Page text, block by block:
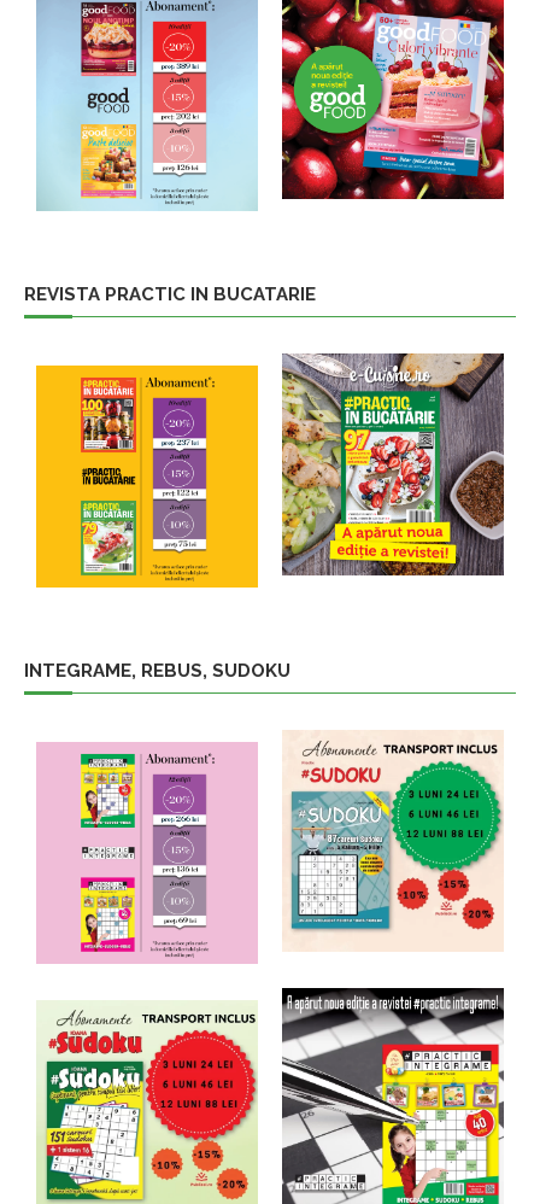
REVISTA PRACTIC IN BUCATARIE
INTEGRAME, REBUS, SUDOKU